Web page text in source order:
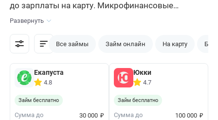
до зарплаты на карту. Микрофинансовые
компании предлагают небольшую сумму на 3-5
дней. При первом обращении в некоторых МФО
можно получить микрокредит без процентов.
Развернуть
Все займы Займ онлайн На карту Без
Екапуста
4.8
Займ бесплатно
Сумма до 30 000 ₽
Юкки
4.7
Займ бесплатно
Сумма до 100 000 ₽